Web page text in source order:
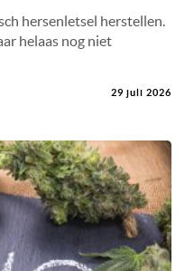
hersenletsel herstellen.
helaas nog niet
29 juli 2026